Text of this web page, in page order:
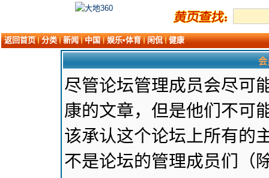
返回首页 分类 新闻 中国 娱乐•体育 闲侃 健康
会
尽管论坛管理成员会尽可
康的文章，但是他们不可
该承认这个论坛上所有的
不是论坛的管理成员们（